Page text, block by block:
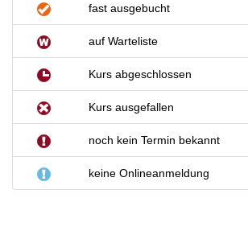
fast ausgebucht
auf Warteliste
Kurs abgeschlossen
Kurs ausgefallen
noch kein Termin bekannt
keine Onlineanmeldung